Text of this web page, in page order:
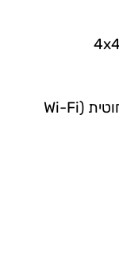
תמיכה בביצוע שיחות על גבי רשת אלחוטית (Wi-Fi